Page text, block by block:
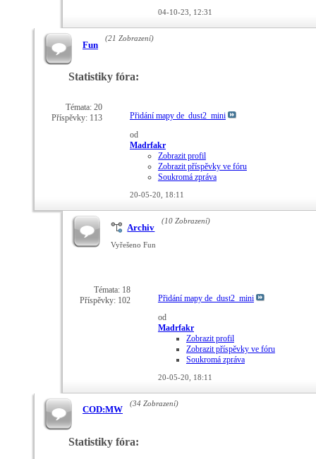
04-10-23, 12:31
Fun
(21 Zobrazení)
Statistiky fóra:
Témata: 20
Příspěvky: 113
Přidání mapy de_dust2_mini
od
Madrfakr
Zobrazit profil
Zobrazit příspěvky ve fóru
Soukromá zpráva
20-05-20, 18:11
Archiv
(10 Zobrazení)
Vyřešeno Fun
Témata: 18
Příspěvky: 102
Přidání mapy de_dust2_mini
od
Madrfakr
Zobrazit profil
Zobrazit příspěvky ve fóru
Soukromá zpráva
20-05-20, 18:11
COD:MW
(34 Zobrazení)
Statistiky fóra: